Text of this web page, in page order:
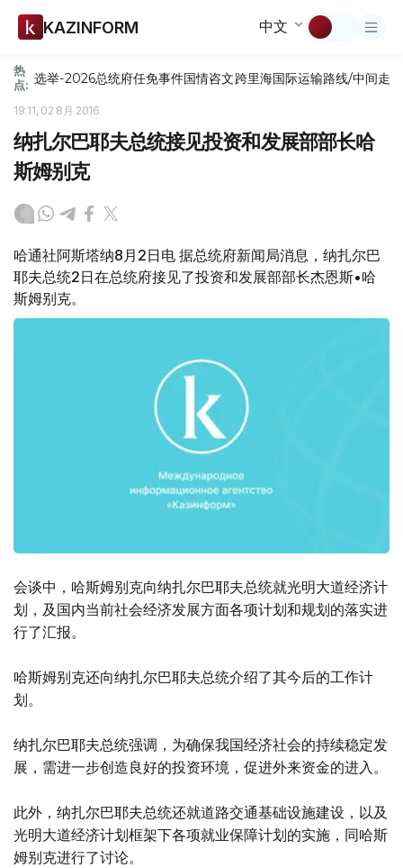
KAZINFORM 中文
热
点: 选举-2026总统府任免事件国情咨文跨里海国际运输路线/中间走廊
19:11, 02 8月 2016
纳扎尔巴耶夫总统接见投资和发展部部长哈
斯姆别克
哈通社阿斯塔纳8月2日电 据总统府新闻局消息，纳扎尔巴
耶夫总统2日在总统府接见了投资和发展部部长杰恩斯•哈
斯姆别克。
会谈中，哈斯姆别克向纳扎尔巴耶夫总统就光明大道经济计
划，及国内当前社会经济发展方面各项计划和规划的落实进
行了汇报。
哈斯姆别克还向纳扎尔巴耶夫总统介绍了其今后的工作计
划。
纳扎尔巴耶夫总统强调，为确保我国经济社会的持续稳定发
展，需进一步创造良好的投资环境，促进外来资金的进入。
此外，纳扎尔巴耶夫总统还就道路交通基础设施建设，以及
光明大道经济计划框架下各项就业保障计划的实施，同哈斯
姆别克进行了讨论。